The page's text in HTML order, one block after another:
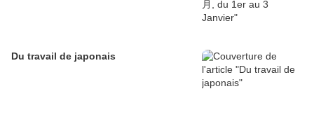
Du travail de japonais